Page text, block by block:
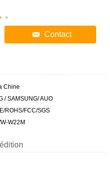
Contact
Chine
/ SAMSUNG/ AUO
ROHS/FCC/SGS
W22M